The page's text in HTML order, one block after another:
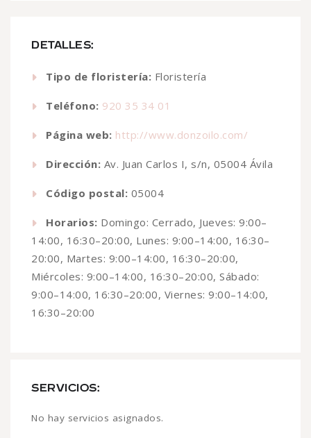
DETALLES:
Tipo de floristería: Floristería
Teléfono: 920 35 34 01
Página web: http://www.donzoilo.com/
Dirección: Av. Juan Carlos I, s/n, 05004 Ávila
Código postal: 05004
Horarios: Domingo: Cerrado, Jueves: 9:00–
14:00, 16:30–20:00, Lunes: 9:00–14:00, 16:30–
20:00, Martes: 9:00–14:00, 16:30–20:00,
Miércoles: 9:00–14:00, 16:30–20:00, Sábado:
9:00–14:00, 16:30–20:00, Viernes: 9:00–14:00,
16:30–20:00
SERVICIOS:
No hay servicios asignados.